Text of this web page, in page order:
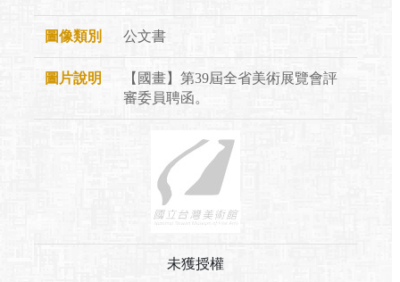
圖像類別 公文書
圖片說明
【國畫】第39屆全省美術展覽會評
審委員聘函。
未獲授權